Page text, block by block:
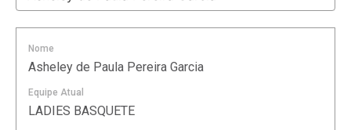
Nome
Asheley de Paula Pereira Garcia
Equipe Atual
LADIES BASQUETE